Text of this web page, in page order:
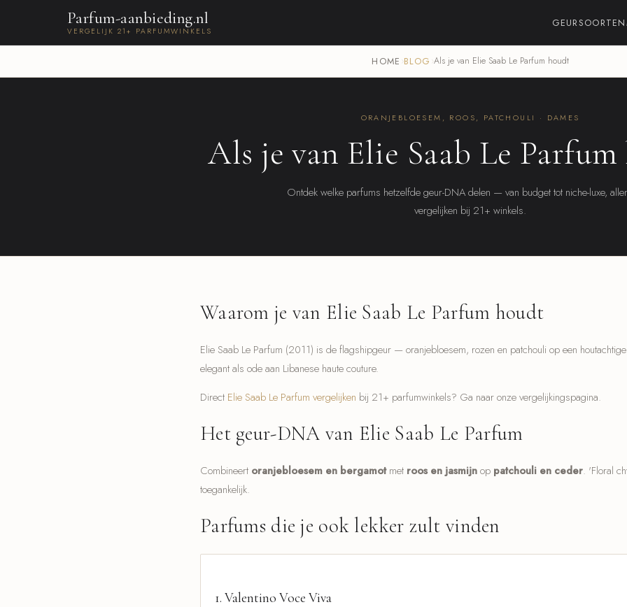
Parfum-aanbieding.nl
VERGELIJK 21+ PARFUMWINKELS
GEURSOORTEN
HOME ›BLOG ›Als je van Elie Saab Le Parfum houdt
ORANJEBLOESEM, ROOS, PATCHOULI · DAMES
Als je van Elie Saab Le
Ontdek welke parfums hetzelfde geur-DNA delen — van budget tot niche-luxe,
vergelijken bij 21+ winkels.
Waarom je van Elie Saab Le Parfum houdt
Elie Saab Le Parfum (2011) is de flagshipgeur — oranjebloesem, rozen en patchouli op een
elegant als ode aan Libanese haute couture.
Direct Elie Saab Le Parfum vergelijken bij 21+ parfumwinkels? Ga naar onze vergelijkingspagina.
Het geur-DNA van Elie Saab Le Parfum
Combineert oranjebloesem en bergamotmet roos en jasmijnop patchouli en ceder. 'Floral
toegankelijk.
Parfums die je ook lekker zult vinden
1. Valentino Voce Viva